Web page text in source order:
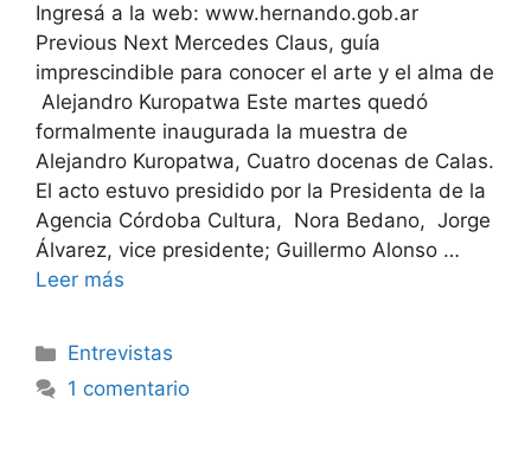
Ingresá a la web: www.hernando.gob.ar
Previous Next Mercedes Claus, guía
imprescindible para conocer el arte y el alma de
Alejandro Kuropatwa Este martes quedó
formalmente inaugurada la muestra de
Alejandro Kuropatwa, Cuatro docenas de Calas.
El acto estuvo presidido por la Presidenta de la
Agencia Córdoba Cultura, Nora Bedano, Jorge
Álvarez, vice presidente; Guillermo Alonso …
Leer más
Entrevistas
1 comentario